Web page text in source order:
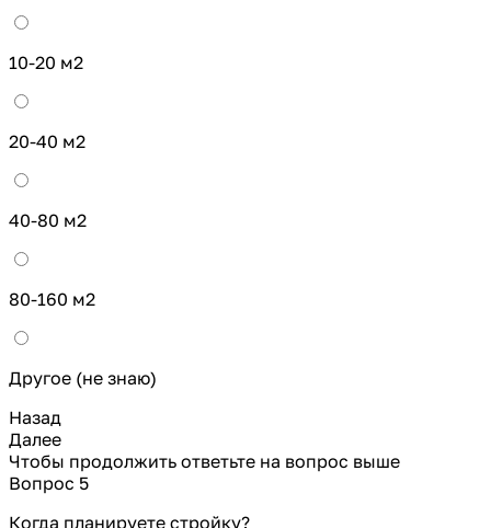
10-20 м2
20-40 м2
40-80 м2
80-160 м2
Другое (не знаю)
Назад
Далее
Чтобы продолжить ответьте на вопрос выше
Вопрос 5
Когда планируете стройку?